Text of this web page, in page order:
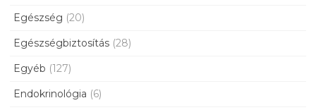
Egészség (20)
Egészségbiztosítás (28)
Egyéb (127)
Endokrinológia (6)